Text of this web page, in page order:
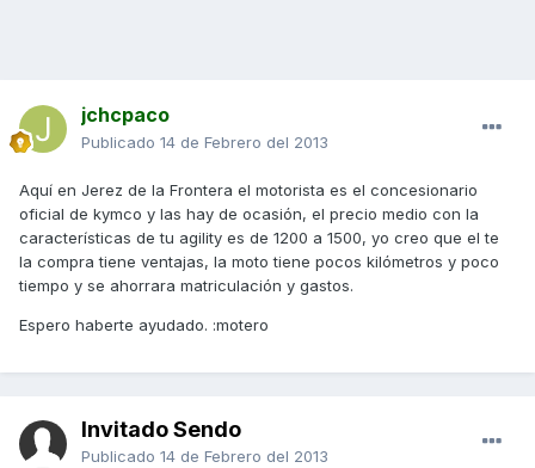
jchcpaco
Publicado 14 de Febrero del 2013
Aquí en Jerez de la Frontera el motorista es el concesionario
oficial de kymco y las hay de ocasión, el precio medio con la
características de tu agility es de 1200 a 1500, yo creo que el te
la compra tiene ventajas, la moto tiene pocos kilómetros y poco
tiempo y se ahorrara matriculación y gastos.
Espero haberte ayudado. :motero
Invitado Sendo
Publicado 14 de Febrero del 2013